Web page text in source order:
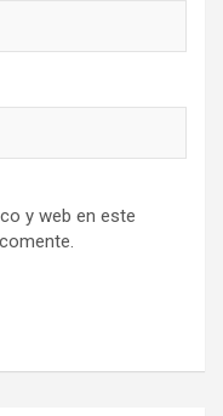
y web en este